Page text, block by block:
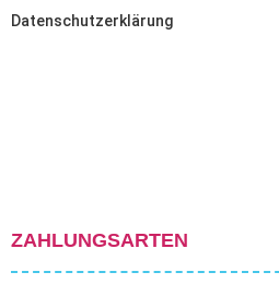
Datenschutzerklärung
ZAHLUNGSARTEN